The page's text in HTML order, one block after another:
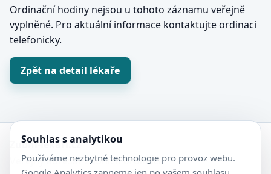
Ordinační hodiny nejsou u tohoto záznamu veřejně
vyplněné. Pro aktuální informace kontaktujte ordinaci
telefonicky.
Zpět na detail lékaře
Zubní-lékaři.cz
Veřejný adresář zubních ordinací.
Souhlas s analytikou
Používáme nezbytné technologie pro provoz webu.